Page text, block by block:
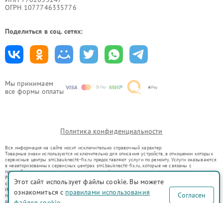
Мы принимаем
все формы оплаты
ОГРН 1077746335776
Поделиться в соц. сетях:
Политика конфиденциальности
Вся информация на сайте носит исключительно справочный характер.
Товарные знаки используются исключительно для описания устройств, в отношении которых
сервисные центры sml.bauknecht-fix.ru предоставляют услуги по ремонту. Услуги оказываются
в неавторизованных сервисных центрах sml.bauknecht-fix.ru, которые не связаны с
правообладателями товарных знаков или их официальными представителями.
Ремонт осуществляется для устройств, уже введенных в гражданский оборот в соответствии
со статьей 1487 ГК РФ.
Использование товарных знаков не преследует цели индивидуализации услуг или введения
потребителей в заблуждение, а служит для информирования о предоставляемых услугах по
ремонту техники указанных брендов.
Этот сайт использует файлы cookie. Вы можете
ознакомиться с правилами использования
Согласен